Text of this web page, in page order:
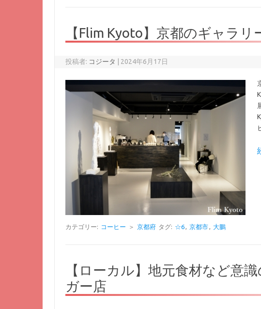
【Flim Kyoto】京都のギャラ
投稿者: コジータ 2024年6月17日
カテゴリー: コーヒー ＞ 京都府 タグ: ☆6, 京都市, 大鵬
【ローカル】地元食材など意
ガー店